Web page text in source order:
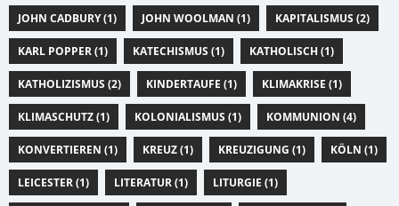
JOHN CADBURY (1) JOHN WOOLMAN (1) KAPITALISMUS (2)
KARL POPPER (1) KATECHISMUS (1) KATHOLISCH (1)
KATHOLIZISMUS (2) KINDERTAUFE (1) KLIMAKRISE (1)
KLIMASCHUTZ (1) KOLONIALISMUS (1) KOMMUNION (4)
KONVERTIEREN (1) KREUZ (1) KREUZIGUNG (1) KÖLN (1)
LEICESTER (1) LITERATUR (1) LITURGIE (1)